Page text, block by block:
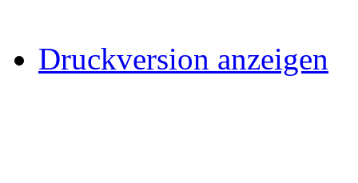
Druckversion anzeigen